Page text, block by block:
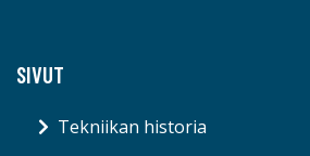
SIVUT
Tekniikan historia